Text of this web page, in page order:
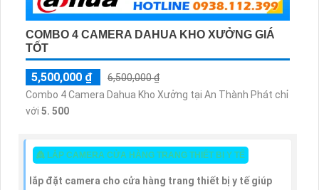
COMBO 4 CAMERA DAHUA KHO XƯỞNG GIÁ
TỐT
5,500,000 ₫
6,500,000 ₫
Combo 4 Camera Dahua Kho Xưởng tại An Thành Phát chỉ
với 5. 500
👸 LẮP CAMERA CỬA HÀNG TRANG THIẾT BỊ Y TẾ
lắp đặt camera cho cửa hàng trang thiết bị y tế giúp